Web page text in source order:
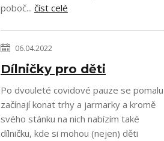
poboč... číst celé
06.04.2022
Dílničky pro děti
Po dvouleté covidové pauze se pomalu
začínají konat trhy a jarmarky a kromě
svého stánku na nich nabízím také
dílničku, kde si mohou (nejen) děti